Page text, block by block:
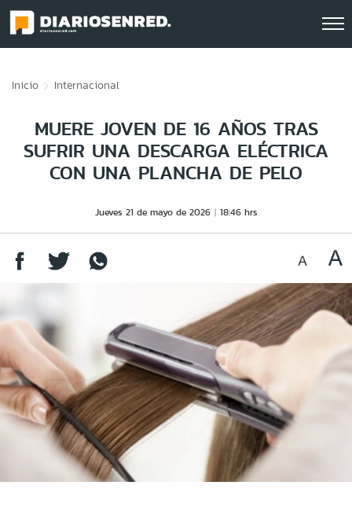
Inicio Internacional
MUERE JOVEN DE 16 AÑOS TRAS
SUFRIR UNA DESCARGA ELÉCTRICA
CON UNA PLANCHA DE PELO
Jueves 21 de mayo de 2026 18:46 hrs